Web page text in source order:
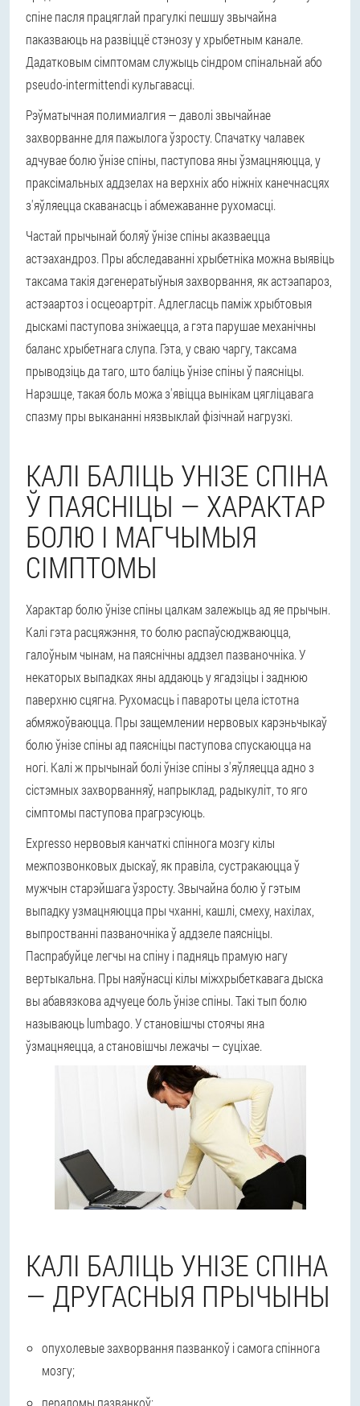
спіне пасля працяглай прагулкі пешшу звычайна
паказваюць на развіццё стэнозу у хрыбетным канале.
Дадатковым сімптомам служыць сіндром спінальнай або
pseudo-intermittendi кульгавасці.
Рэўматычная полимиалгия — даволі звычайнае
захворванне для пажылога ўзросту. Спачатку чалавек
адчувае болю ўнізе спіны, паступова яны ўзмацняюцца, у
праксімальных аддзелах на верхніх або ніжніх канечнасцях
з'яўляецца скаванасць і абмежаванне рухомасці.
Частай прычынай боляў ўнізе спіны аказваецца
астэахандроз. Пры абследаванні хрыбетніка можна выявіць
таксама такія дэгенератыўныя захворвання, як астэапароз,
астэаартоз і осцеоартріт. Адлегласць паміж хрыбтовыя
дыскамі паступова зніжаецца, а гэта парушае механічны
баланс хрыбетнага слупа. Гэта, у сваю чаргу, таксама
прыводзіць да таго, што баліць ўнізе спіны ў паясніцы.
Нарэшце, такая боль можа з'явіцца вынікам цягліцавага
спазму пры выкананні нязвыклай фізічнай нагрузкі.
КАЛІ БАЛІЦЬ УНІЗЕ СПІНА
Ў ПАЯСНІЦЫ — ХАРАКТАР
БОЛЮ І МАГЧЫМЫЯ
СІМПТОМЫ
Характар болю ўнізе спіны цалкам залежыць ад яе прычын.
Калі гэта расцяжэння, то болю распаўсюджваюцца,
галоўным чынам, на паяснічны аддзел пазваночніка. У
некаторых выпадках яны аддаюць у ягадзіцы і заднюю
паверхню сцягна. Рухомасць і павароты цела істотна
абмяжоўваюцца. Пры защемлении нервовых карэньчыкаў
болю ўнізе спіны ад паясніцы паступова спускаюцца на
ногі. Калі ж прычынай болі ўнізе спіны з'яўляецца адно з
сістэмных захворванняў, напрыклад, радыкуліт, то яго
сімптомы паступова прагрэсуюць.
Expresso нервовыя канчаткі спіннога мозгу кілы
межпозвонковых дыскаў, як правіла, сустракаюцца ў
мужчын старэйшага ўзросту. Звычайна болю ў гэтым
выпадку узмацняюцца пры чханні, кашлі, смеху, нахілах,
выпростванні пазваночніка ў аддзеле паясніцы.
Паспрабуйце легчы на спіну і падняць прамую нагу
вертыкальна. Пры наяўнасці кілы міжхрыбеткавага дыска
вы абавязкова адчуеце боль ўнізе спіны. Такі тып болю
называюць lumbago. У становішчы стоячы яна
ўзмацняецца, а становішчы лежачы — суціхае.
КАЛІ БАЛІЦЬ УНІЗЕ СПІНА
— ДРУГАСНЫЯ ПРЫЧЫНЫ
опухолевые захворвання пазванкоў і самога спіннога
мозгу;
пераломы пазванкоў;